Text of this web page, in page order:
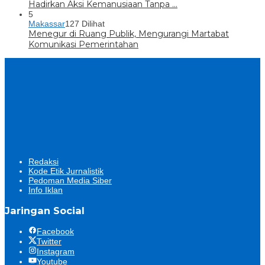
Hadirkan Aksi Kemanusiaan Tanpa …
5
Makassar127 Dilihat
Menegur di Ruang Publik, Mengurangi Martabat
Komunikasi Pemerintahan
Redaksi
Kode Etik Jurnalistik
Pedoman Media Siber
Info Iklan
Jaringan Social
Facebook
Twitter
Instagram
Youtube